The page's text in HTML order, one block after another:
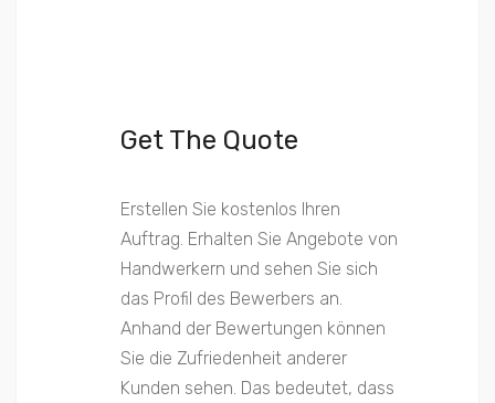
Get The Quote
Erstellen Sie kostenlos Ihren
Auftrag. Erhalten Sie Angebote von
Handwerkern und sehen Sie sich
das Profil des Bewerbers an.
Anhand der Bewertungen können
Sie die Zufriedenheit anderer
Kunden sehen. Das bedeutet, dass